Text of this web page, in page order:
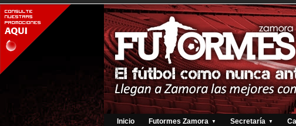
Inicio Futormes Zamora ▼ Secretaría ▼